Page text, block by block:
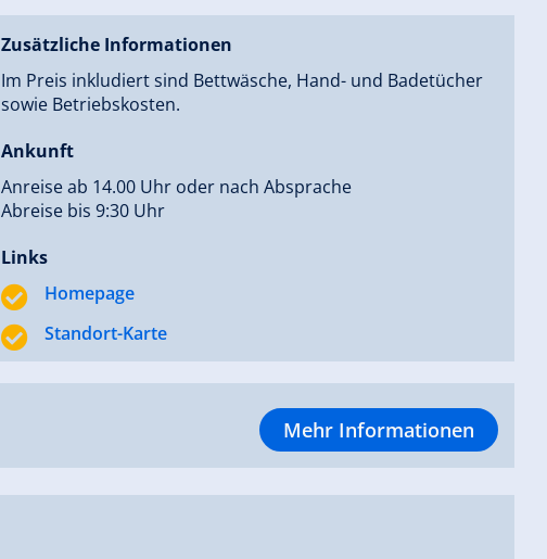
Zusätzliche Informationen
Im Preis inkludiert sind Bettwäsche, Hand- und Badetücher
sowie Betriebskosten.
Ankunft
Anreise ab 14.00 Uhr oder nach Absprache
Abreise bis 9:30 Uhr
Links
Homepage
Standort-Karte
Mehr Informationen